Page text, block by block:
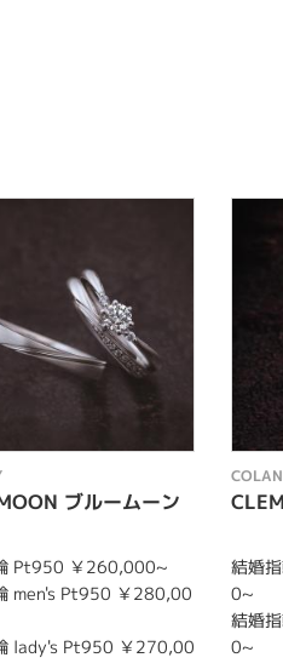
ブルームーン
Pt950 ￥260,000~
men's Pt950 ￥280,00
lady's Pt950 ￥270,00
結婚
0~
結婚
0~